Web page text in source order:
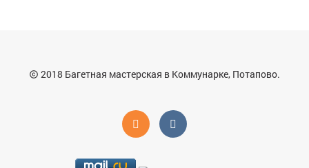
copyright 2018 Багетная мастерская в Коммунарке, Потапово.